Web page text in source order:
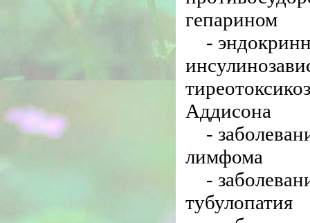
гепарином
-
Аддисона
-
лимфома
-
тубулопатия